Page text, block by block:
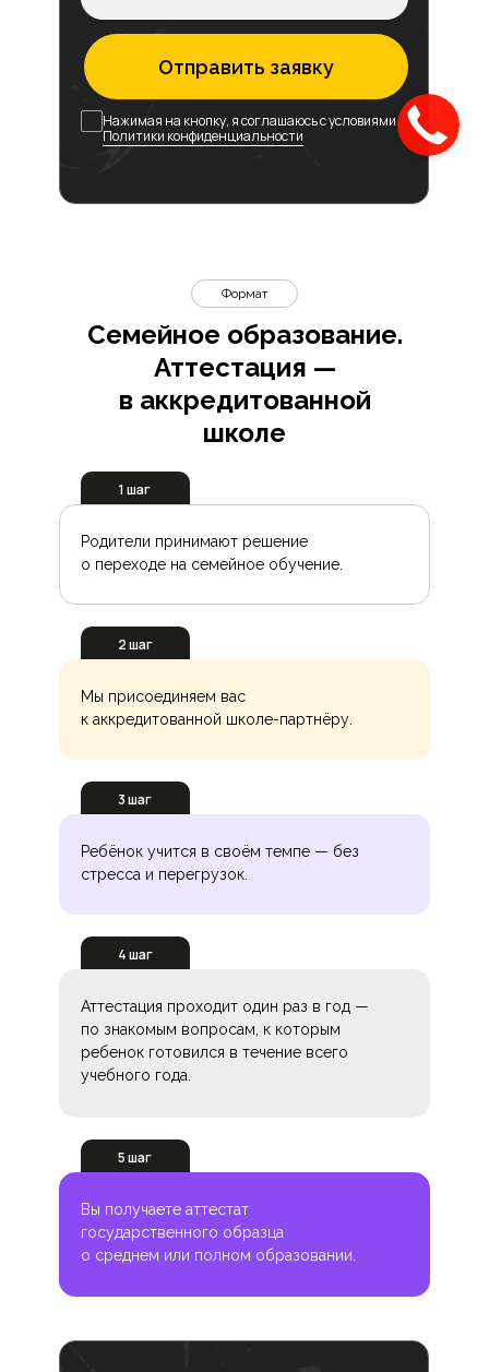
Отправить заявку
Нажимая на кнопку, я соглашаюсь с условиями
Политики конфиденциальности
Семейное образование.
Аттестация —
в аккредитованной
школе
Формат
Ребёнок учится в своём темпе — без
стресса и перегрузок.
3 шаг
Аттестация проходит один раз в год —
по знакомым вопросам, к которым
ребенок готовился в течение всего
учебного года.
4 шаг
Вы получаете аттестат
государственного образца
о среднем или полном образовании.
5 шаг
2 шаг
Мы присоединяем вас
к аккредитованной школе-партнёру.
1 шаг
Родители принимают решение
о переходе на семейное обучение.